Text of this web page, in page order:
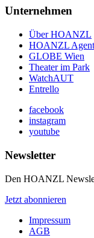
Unternehmen
Über HOANZL
HOANZL
GLOBE Wien
Theater im Park
WatchAUT
Entrello
facebook
instagram
youtube
Newsletter
Den HOANZL
Jetzt abonnieren
Impressum
AGB